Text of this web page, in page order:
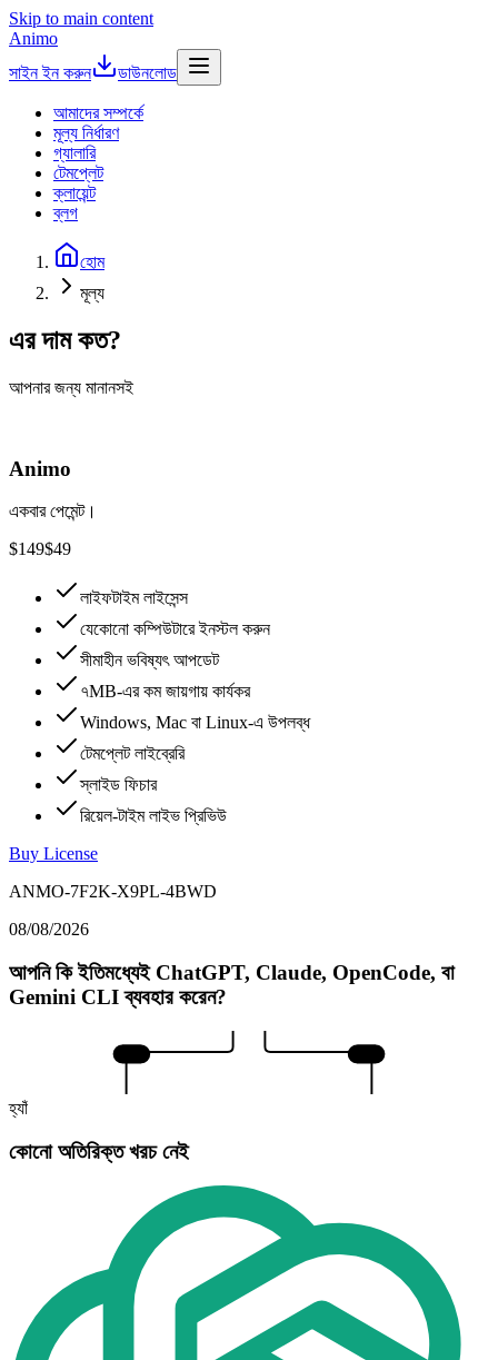
Skip to main content
Animo
সাইন ইন করুন
ডাউনলোড
আমাদের সম্পর্কে
মূল্য নির্ধারণ
গ্যালারি
টেমপ্লেট
ক্লায়েন্ট
ব্লগ
হোম
মূল্য
এর দাম কত?
আপনার জন্য মানানসই
Animo
একবার পেমেন্ট।
$149$49
লাইফটাইম লাইসেন্স
যেকোনো কম্পিউটারে ইনস্টল করুন
সীমাহীন ভবিষ্যৎ আপডেট
৭MB-এর কম জায়গায় কার্যকর
Windows, Mac বা Linux-এ উপলব্ধ
টেমপ্লেট লাইব্রেরি
স্লাইড ফিচার
রিয়েল-টাইম লাইভ প্রিভিউ
Buy License
ANMO-7F2K-X9PL-4BWD
08/08/2026
আপনি কি ইতিমধ্যেই ChatGPT, Claude, OpenCode, বা
Gemini CLI ব্যবহার করেন?
হ্যাঁ
কোনো অতিরিক্ত খরচ নেই